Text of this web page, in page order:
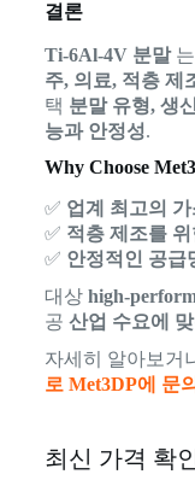
결론
Ti-6Al-4V 분말는
주, 의료, 적층 제
택 분말 유형, 생
능과 안정성.
Why Choose
✅ 업계 최고의
✅ 적층 제조를
✅ 안정적인 공급
대상 high-
공 산업 수요에
자세히 알아보거
로 Met3DP에 문
최신 가격 확